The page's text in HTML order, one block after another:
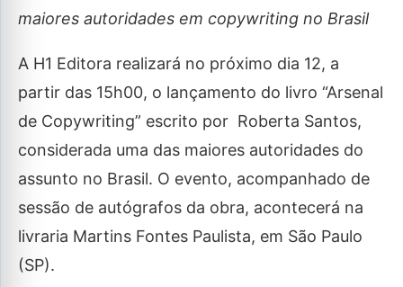
maiores autoridades em copywriting no Brasil
A H1 Editora realizará no próximo dia 12, a
partir das 15h00, o lançamento do livro “Arsenal
de Copywriting” escrito por Roberta Santos,
considerada uma das maiores autoridades do
assunto no Brasil. O evento, acompanhado de
sessão de autógrafos da obra, acontecerá na
livraria Martins Fontes Paulista, em São Paulo
(SP).